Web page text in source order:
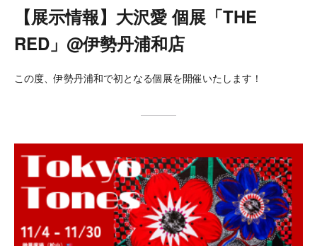
【展示情報】大沢愛 個展「THE
RED」@伊勢丹浦和店
この度、伊勢丹浦和で初となる個展を開催いたします！